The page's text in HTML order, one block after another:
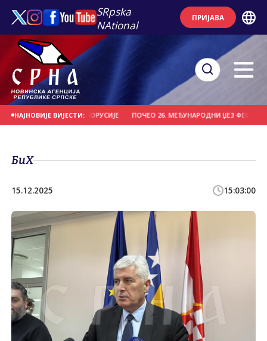
SRpska
NAtional
ПРИЈАВА
НАЈНОВИЈЕ ВИЈЕСТИ:
"ВИТЕБСК" ИЗ БЈЕЛОРУСИЈЕ ПОЧЕО 26. МЕЂУНАРОДНИ ЏЕЗ ФЕСТИВАЛ НА
БиХ
15.12.2025 15:03:00